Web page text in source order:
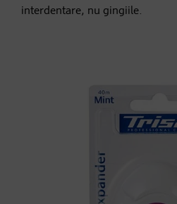
interdentare, nu gingiile.